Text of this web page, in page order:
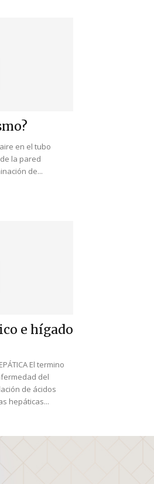
en el tubo
la pared
de...
e hígado
El termino
del
de ácidos
hepáticas...